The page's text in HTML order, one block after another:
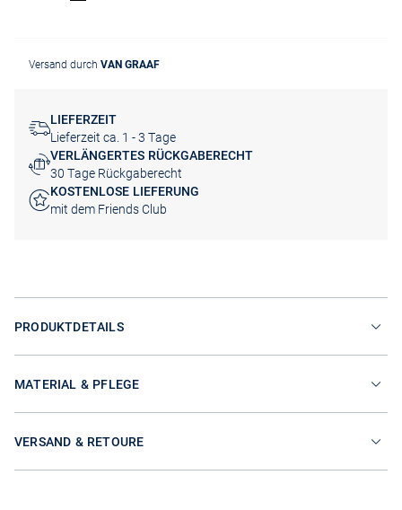
Versand durch VAN GRAAF
LIEFERZEIT
Lieferzeit ca. 1 - 3 Tage
VERLÄNGERTES RÜCKGABERECHT
30 Tage Rückgaberecht
KOSTENLOSE LIEFERUNG
mit dem Friends Club
PRODUKTDETAILS
MATERIAL & PFLEGE
VERSAND & RETOURE